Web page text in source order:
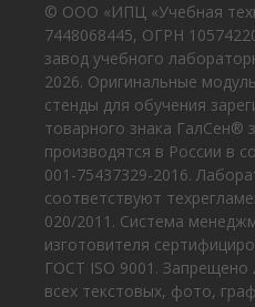
© ООО «ИПЦ «Учебная
7448068445, ОГРН
завод учебного
2026. Оригинальные
стенды для обучения
товарного знака ГалСен®
производятся в России в
001-75437329-2016.
соответствуют
020/2011. Система
изготовителя
ГОСТ ISO 9001.
всех текстовых, фото,